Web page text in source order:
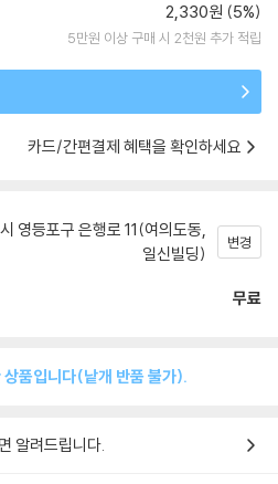
2,330원 (5%)
5만원 이상 구매 시 2천원 추가 적립
카드/간편결제 혜택을 확인하세요
영등포구 은행로 11(여의도동,
일신빌딩)
변경
무료
품입니다(낱개 반품 불가).
알려드립니다.